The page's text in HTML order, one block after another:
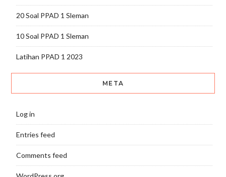
20 Soal PPAD 1 Sleman
10 Soal PPAD 1 Sleman
Latihan PPAD 1 2023
META
Log in
Entries feed
Comments feed